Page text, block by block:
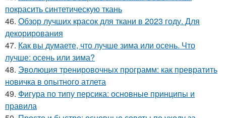
покрасить синтетическую ткань
46. Обзор лучших красок для ткани в 2023 году. Для
декорирования
47. Как вы думаете, что лучше зима или осень. Что
лучше: осень или зима?
48. Эволюция тренировочных программ: как превратить
новичка в опытного атлета
49. Фигура по типу персика: основные принципы и
правила